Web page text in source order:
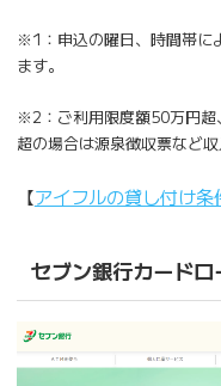
※1：申込の曜日、時間帯に
ます。
※2：ご利用限度額50万円超
超の場合は源泉徴収票など
【アイフルの貸し付け条
セブン銀行カードロ